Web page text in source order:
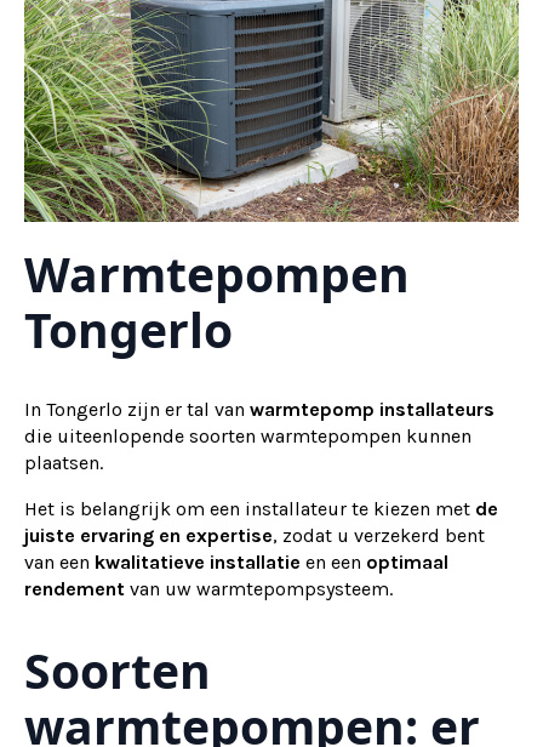
Warmtepompen
Tongerlo
In Tongerlo zijn er tal van warmtepomp installateurs
die uiteenlopende soorten warmtepompen kunnen
plaatsen.
Het is belangrijk om een installateur te kiezen met de
juiste ervaring en expertise, zodat u verzekerd bent
van een kwalitatieve installatie en een optimaal
rendement van uw warmtepompsysteem.
Soorten
warmtepompen: er